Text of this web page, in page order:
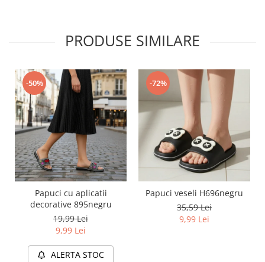
PRODUSE SIMILARE
-50%
Papuci cu aplicatii
decorative 895negru
19,99 Lei
9,99 Lei
ALERTA STOC
-72%
Papuci veseli H696negru
35,59 Lei
9,99 Lei